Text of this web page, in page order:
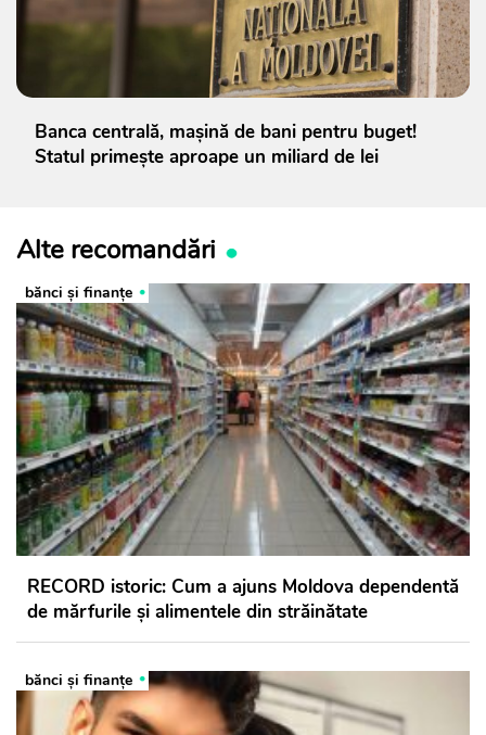
Banca centrală, mașină de bani pentru buget!
Statul primește aproape un miliard de lei
Alte recomandări
bănci şi finanţe
RECORD istoric: Cum a ajuns Moldova dependentă
de mărfurile și alimentele din străinătate
bănci şi finanţe